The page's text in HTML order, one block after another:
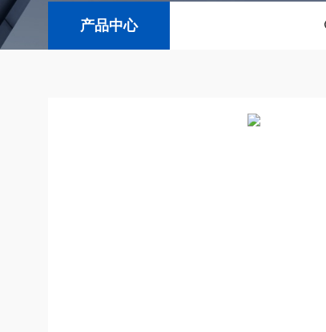
产品中心